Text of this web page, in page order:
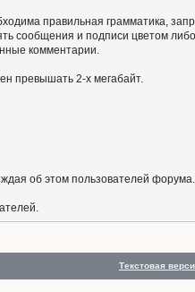
правильная грамматика,
и подписи цветом
комментарии.
превышать 2-х мегабайт.
об этом пользователей форума.
Текстовая